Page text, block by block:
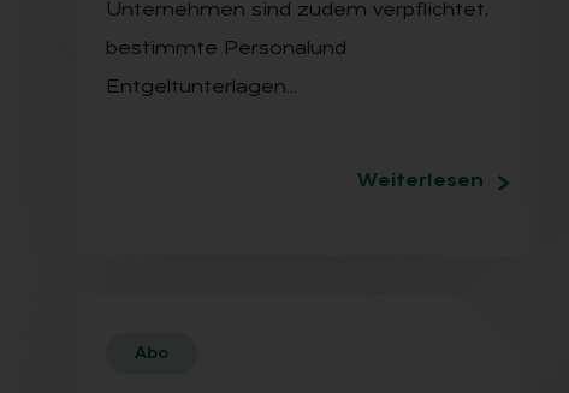
Unternehmen sind zudem verpflichtet,
bestimmte Personalund
Entgeltunterlagen…
Weiterlesen
Abo